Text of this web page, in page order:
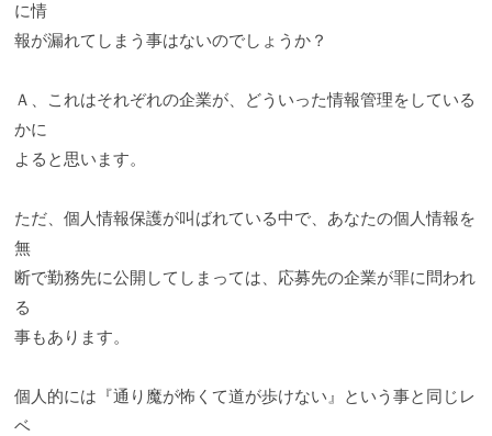
に情
報が漏れてしまう事はないのでしょうか？
Ａ、これはそれぞれの企業が、どういった情報管理をしている
かに
よると思います。
ただ、個人情報保護が叫ばれている中で、あなたの個人情報を
無
断で勤務先に公開してしまっては、応募先の企業が罪に問われ
る
事もあります。
個人的には『通り魔が怖くて道が歩けない』という事と同じレ
ベ